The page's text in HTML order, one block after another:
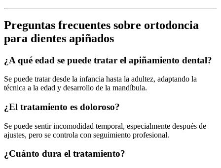
Preguntas frecuentes sobre ortodoncia
para dientes apiñados
¿A qué edad se puede tratar el apiñamiento dental?
Se puede tratar desde la infancia hasta la adultez, adaptando la
técnica a la edad y desarrollo de la mandíbula.
¿El tratamiento es doloroso?
Se puede sentir incomodidad temporal, especialmente después de
ajustes, pero se controla con seguimiento profesional.
¿Cuánto dura el tratamiento?